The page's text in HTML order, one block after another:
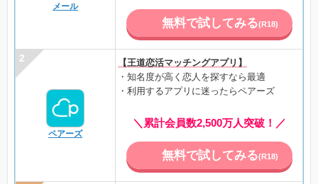
メール
無料で試してみる(R18)
ペアーズ
【王道恋活マッチングアプリ】
・知名度が高く恋人を探すなら最適
・利用するアプリに迷ったらペアーズ
＼累計会員数2,500万人突破！／
無料で試してみる(R18)